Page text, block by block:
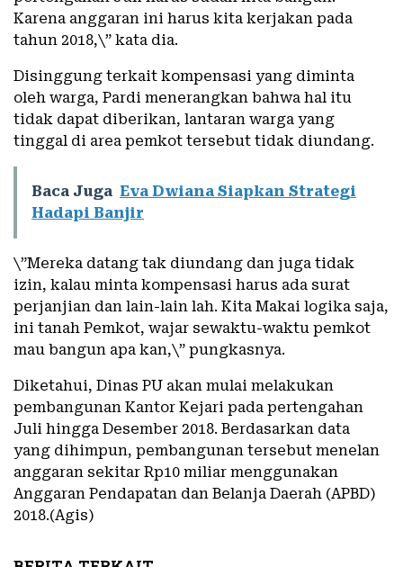
Karena anggaran ini harus kita kerjakan pada
tahun 2018,\” kata dia.
Disinggung terkait kompensasi yang diminta
oleh warga, Pardi menerangkan bahwa hal itu
tidak dapat diberikan, lantaran warga yang
tinggal di area pemkot tersebut tidak diundang.
Baca Juga Eva Dwiana Siapkan Strategi
Hadapi Banjir
\”Mereka datang tak diundang dan juga tidak
izin, kalau minta kompensasi harus ada surat
perjanjian dan lain-lain lah. Kita Makai logika saja,
ini tanah Pemkot, wajar sewaktu-waktu pemkot
mau bangun apa kan,\” pungkasnya.
Diketahui, Dinas PU akan mulai melakukan
pembangunan Kantor Kejari pada pertengahan
Juli hingga Desember 2018. Berdasarkan data
yang dihimpun, pembangunan tersebut menelan
anggaran sekitar Rp10 miliar menggunakan
Anggaran Pendapatan dan Belanja Daerah (APBD)
2018.(Agis)